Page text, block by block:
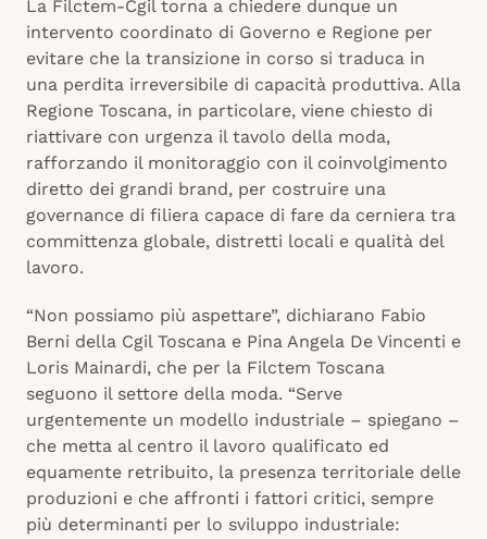
La Filctem-Cgil torna a chiedere dunque un
intervento coordinato di Governo e Regione per
evitare che la transizione in corso si traduca in
una perdita irreversibile di capacità produttiva. Alla
Regione Toscana, in particolare, viene chiesto di
riattivare con urgenza il tavolo della moda,
rafforzando il monitoraggio con il coinvolgimento
diretto dei grandi brand, per costruire una
governance di filiera capace di fare da cerniera tra
committenza globale, distretti locali e qualità del
lavoro.
“Non possiamo più aspettare”, ​dichiarano Fabio
Berni della Cgil Toscana e Pina Angela De Vincenti e
Loris Mainardi, che per la Filctem Toscana
seguono il settore della moda. “Serve
urgentemente un modello industriale – spiegano –
che metta al centro il lavoro qualificato ed
equamente retribuito, la presenza territoriale delle
produzioni e che affronti i fattori critici, sempre
più determinanti per lo sviluppo industriale: